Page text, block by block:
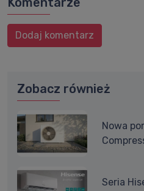
Dodaj komentarz
Zobacz również
Nowa
Seria